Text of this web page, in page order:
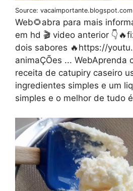
Source: vacaimportante.blogspot.com
Web🌻abra para mais
em hd 🎬 video anterior
dois sabores 🔥https://
animaÇÕes ... WebAprenda
receita de catupiry caseiro
ingredientes simples e um
simples e o melhor de tudo